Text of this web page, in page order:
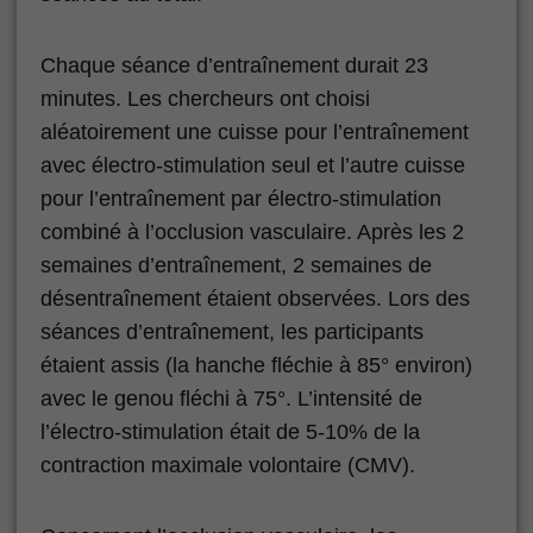
Chaque séance d’entraînement durait 23
minutes. Les chercheurs ont choisi
aléatoirement une cuisse pour l’entraînement
avec électro-stimulation seul et l’autre cuisse
pour l’entraînement par électro-stimulation
combiné à l’occlusion vasculaire. Après les 2
semaines d’entraînement, 2 semaines de
désentraînement étaient observées. Lors des
séances d’entraînement, les participants
étaient assis (la hanche fléchie à 85° environ)
avec le genou fléchi à 75°. L’intensité de
l’électro-stimulation était de 5-10% de la
contraction maximale volontaire (CMV).